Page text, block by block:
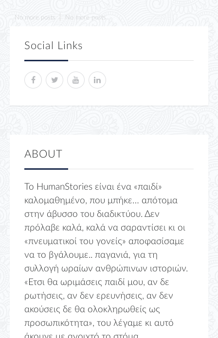
No more posts No more posts
Social Links
ABOUT
Το HumanStories είναι ένα «παιδί»
καλομαθημένο, που μπήκε… απότομα
στην άβυσσο του διαδικτύου. Δεν
πρόλαβε καλά, καλά να σαραντίσει κι οι
«πνευματικοί του γονείς» αποφασίσαμε
να το βγάλουμε.. παγανιά, για τη
συλλογή ωραίων ανθρώπινων ιστοριών.
«Ετσι θα ωριμάσεις παιδί μου, αν δε
ρωτήσεις, αν δεν ερευνήσεις, αν δεν
ακούσεις δε θα ολοκληρωθείς ως
προσωπικότητα», του λέγαμε κι αυτό